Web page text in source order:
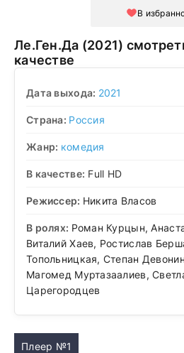
В
Ле.Ген.Да (2021) смотреть в хорошем
качестве
Дата выхода: 2021
Страна: Россия
Жанр: комедия
В качестве: Full HD
Режиссер: Никита Власов
В ролях: Роман Курцын,
Виталий Хаев, Ростислав
Топольницкая, Степан
Магомед Муртазаалиев,
Царегородцев
Плеер №1